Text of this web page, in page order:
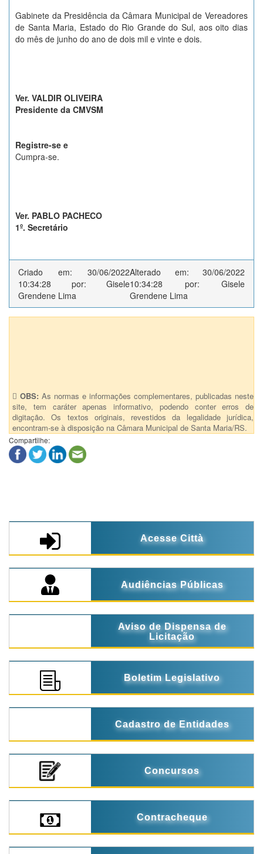
Gabinete da Presidência da Câmara Municipal de Vereadores
de Santa Maria, Estado do Rio Grande do Sul, aos oito dias
do mês de junho do ano de dois mil e vinte e dois.
Ver. VALDIR OLIVEIRA
Presidente da CMVSM
Registre-se e
Cumpra-se.
Ver. PABLO PACHECO
1º. Secretário
Criado em: 30/06/2022
10:34:28 por: Gisele
Grendene Lima
Alterado em: 30/06/2022
10:34:28 por: Gisele
Grendene Lima
OBS: As normas e informações complementares, publicadas neste
site, tem caráter apenas informativo, podendo conter erros de
digitação. Os textos originais, revestidos da legalidade jurídica,
encontram-se à disposição na Câmara Municipal de Santa Maria/RS.
Compartilhe:
Acesse Città
Audiências Públicas
Aviso de Dispensa de
Licitação
Boletim Legislativo
Cadastro de Entidades
Concursos
Contracheque